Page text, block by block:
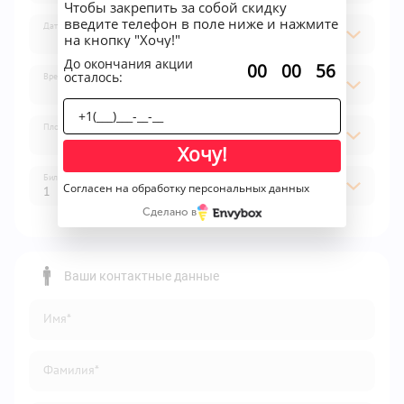
Дата
Время
Площадка
1
Билет
2
4
6
Ваши контактные данные
Имя*
Фамилия*
Чтобы закрепить за собой скидку
введите телефон в поле ниже и нажмите
на кнопку "Хочу!"
До окончания акции
осталось: 00 00 56
Хочу!
Согласен на обработку персональных данных
Сделано в